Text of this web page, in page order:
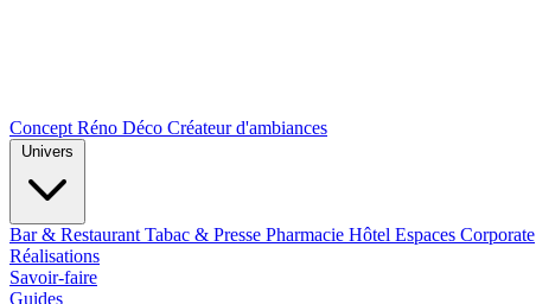
Concept Réno Déco Créateur d'ambiances
Bar & Restaurant Tabac & Presse Pharmacie Hôtel Espaces Corporate
Réalisations
Savoir-faire
Guides